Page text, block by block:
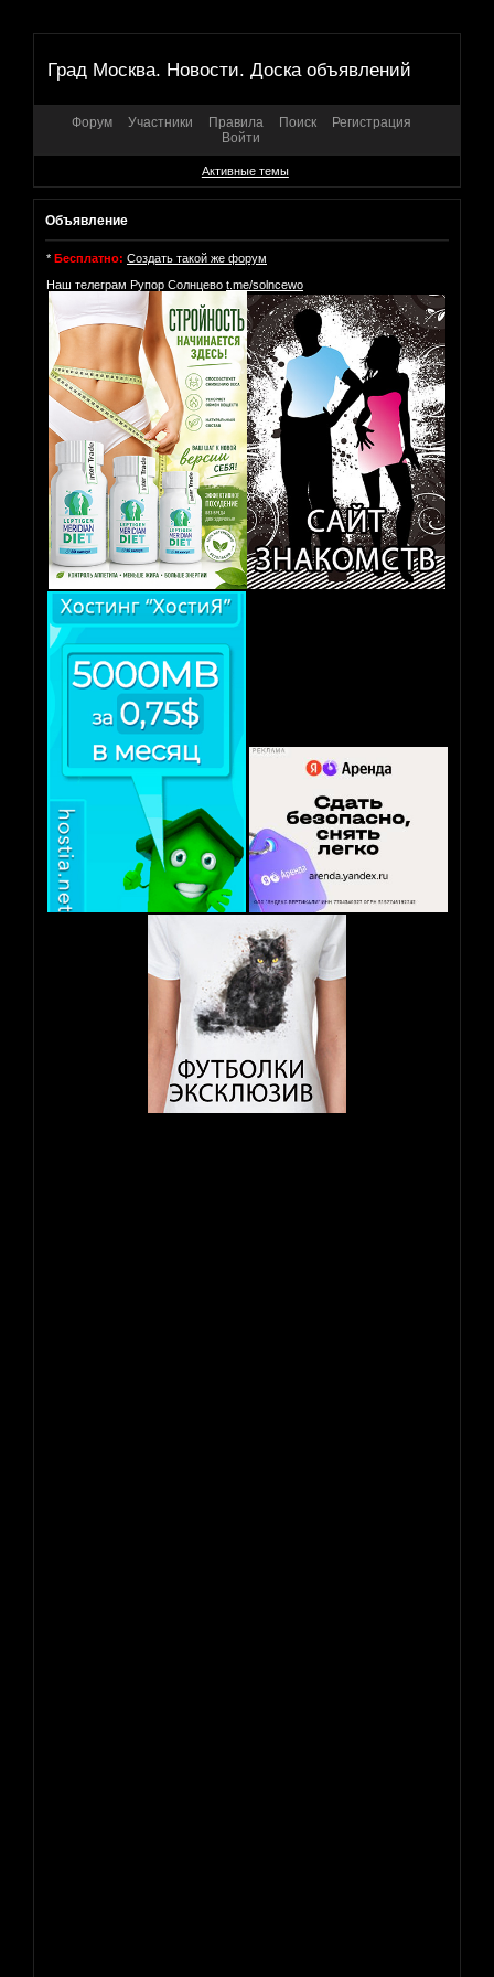
Град Москва. Новости. Доска объявлений
Форум Участники Правила Поиск
Регистрация
Войти
Активные темы
Объявление
* Бесплатно: Создать такой же форум
Наш телеграм Рупор Солнцево t.me/solncewo